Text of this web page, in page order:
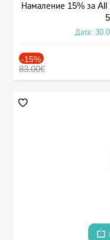
Намаление 15% за All
Дата:
-15%
83.00€